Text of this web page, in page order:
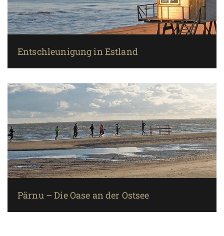
Entschleunigung in Estland
Pärnu – Die Oase an der Ostsee